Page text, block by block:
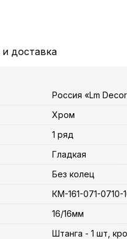
доставка
Россия «Lm
Хром
1 ряд
Гладкая
Без колец
КМ-161-071-0710-
16/16мм
Штанга - 1 шт,